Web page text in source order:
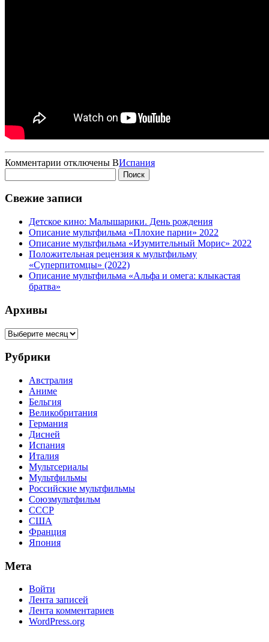
Комментарии к
Месть
волшебной
рыбки
отключены ВИспания
Свежие записи
Детское кино: Малышарики. День рождения
Описание мультфильма «Плохие парни» 2022
Описание мультфильма «Изумительный Морис» 2022
Положительная рецензия к мультфильму
«Суперпитомцы» (2022)
Описание мультфильма «Альфа и омега: клыкастая
братва»
Архивы
Архивы
Рубрики
Австралия
Аниме
Бельгия
Великобритания
Германия
Дисней
Испания
Италия
Мультсериалы
Мультфильмы
Российские мультфильмы
Союзмультфильм
СССР
США
Франция
Япония
Мета
Войти
Лента записей
Лента комментариев
WordPress.org